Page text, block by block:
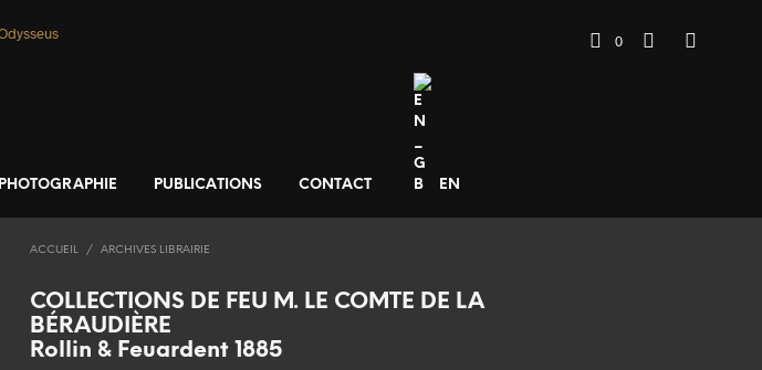
PHOTOGRAPHIE PUBLICATIONS CONTACT EN
0
ACCUEIL / ARCHIVES LIBRAIRIE
COLLECTIONS DE FEU M. LE COMTE DE LA
BÉRAUDIÈRE
Rollin & Feuardent 1885